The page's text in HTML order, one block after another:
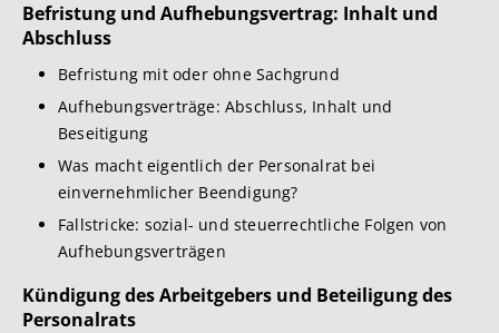
Befristung und Aufhebungsvertrag: Inhalt und
Abschluss
Befristung mit oder ohne Sachgrund
Aufhebungsverträge: Abschluss, Inhalt und
Beseitigung
Was macht eigentlich der Personalrat bei
einvernehmlicher Beendigung?
Fallstricke: sozial- und steuerrechtliche Folgen von
Aufhebungsverträgen
Kündigung des Arbeitgebers und Beteiligung des
Personalrats